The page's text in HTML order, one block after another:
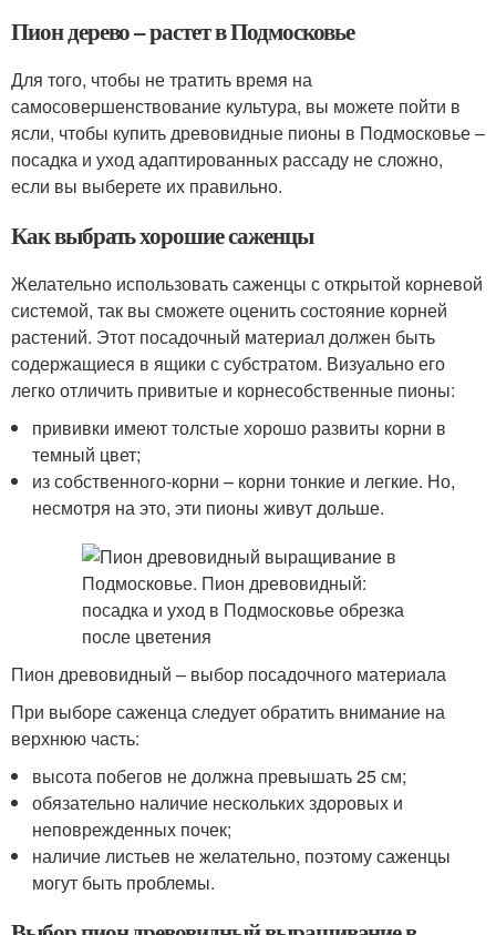
Пион дерево – растет в Подмосковье
Для того, чтобы не тратить время на
самосовершенствование культура, вы можете пойти в
ясли, чтобы купить древовидные пионы в Подмосковье –
посадка и уход адаптированных рассаду не сложно,
если вы выберете их правильно.
Как выбрать хорошие саженцы
Желательно использовать саженцы с открытой корневой
системой, так вы сможете оценить состояние корней
растений. Этот посадочный материал должен быть
содержащиеся в ящики с субстратом. Визуально его
легко отличить привитые и корнесобственные пионы:
прививки имеют толстые хорошо развиты корни в
темный цвет;
из собственного-корни – корни тонкие и легкие. Но,
несмотря на это, эти пионы живут дольше.
Пион древовидный – выбор посадочного материала
При выборе саженца следует обратить внимание на
верхнюю часть:
высота побегов не должна превышать 25 см;
обязательно наличие нескольких здоровых и
неповрежденных почек;
наличие листьев не желательно, поэтому саженцы
могут быть проблемы.